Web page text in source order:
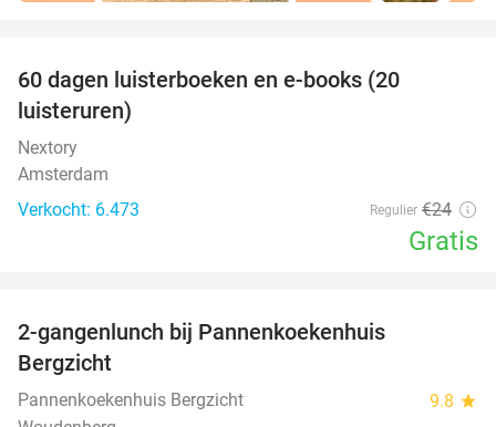
60 dagen luisterboeken en e-books (20
luisteruren)
Nextory
Amsterdam
Verkocht: 6.473
Regulier €24
Gratis
2-gangenlunch bij Pannenkoekenhuis
Bergzicht
Pannenkoekenhuis Bergzicht 9.8 star